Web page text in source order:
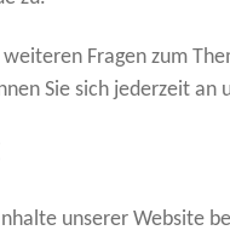
Fragen zum
Sie sich jederzeit an
unserer Website